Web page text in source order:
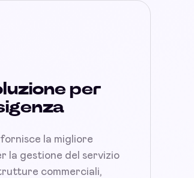
per
la migliore
la gestione del servizio
commerciali,